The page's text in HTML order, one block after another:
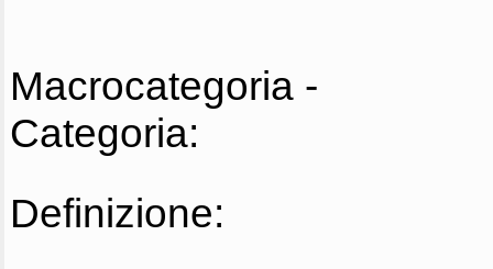
Macrocategoria -
Categoria:
Definizione: